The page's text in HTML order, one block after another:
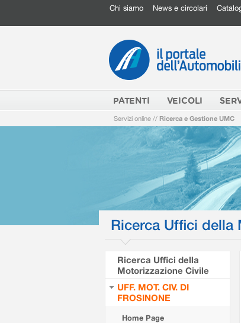
Chi siamo News e circolari
PATENTI VEICOLI
Servizi online // Ricerca e Gestione UMC
Ricerca Uffici della
Ricerca Uffici della
Motorizzazione Civile
UFF. MOT. CIV. DI
FROSINONE
Home Page